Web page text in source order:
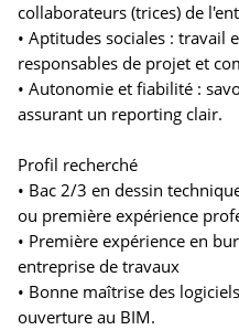
collaborateurs (trices) de
• Aptitudes sociales : travail
responsables de projet et
• Autonomie et fiabilité :
assurant un reporting clair.
Profil recherché
• Bac 2/3 en dessin
ou première expérience
• Première expérience en
entreprise de travaux
• Bonne maîtrise des
ouverture au BIM.